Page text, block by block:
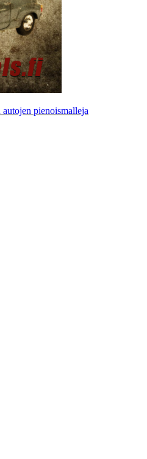
pienoismalleja